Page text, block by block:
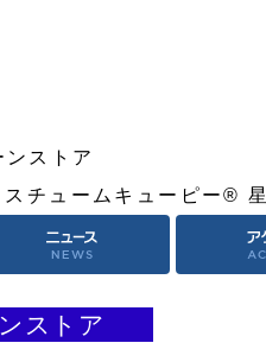
ンストア
スチュームキューピー®
ストア